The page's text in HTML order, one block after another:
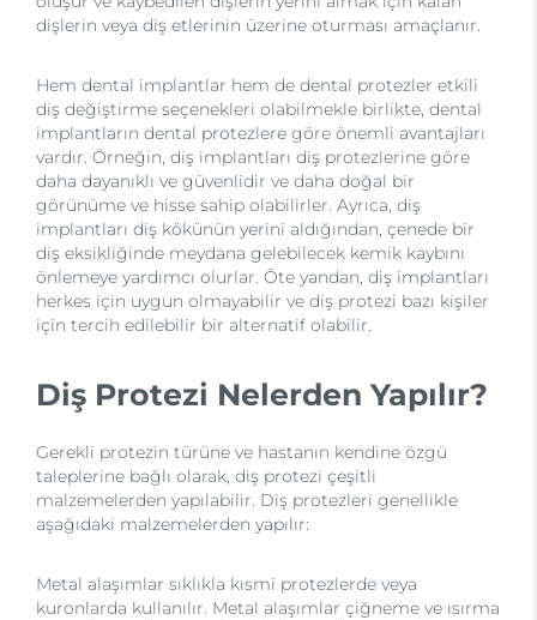
dişlerin veya diş etlerinin üzerine oturması amaçlanır.
Hem dental implantlar hem de dental protezler etkili
diş değiştirme seçenekleri olabilmekle birlikte, dental
implantların dental protezlere göre önemli avantajları
vardır. Örneğin, diş implantları diş protezlerine göre
daha dayanıklı ve güvenlidir ve daha doğal bir
görünüme ve hisse sahip olabilirler. Ayrıca, diş
implantları diş kökünün yerini aldığından, çenede bir
diş eksikliğinde meydana gelebilecek kemik kaybını
önlemeye yardımcı olurlar. Öte yandan, diş implantları
herkes için uygun olmayabilir ve diş protezi bazı kişiler
için tercih edilebilir bir alternatif olabilir.
Diş Protezi Nelerden Yapılır?
Gerekli protezin türüne ve hastanın kendine özgü
taleplerine bağlı olarak, diş protezi çeşitli
malzemelerden yapılabilir. Diş protezleri genellikle
aşağıdaki malzemelerden yapılır:
Metal alaşımlar sıklıkla kısmi protezlerde veya
kuronlarda kullanılır. Metal alaşımlar çiğneme ve ısırma